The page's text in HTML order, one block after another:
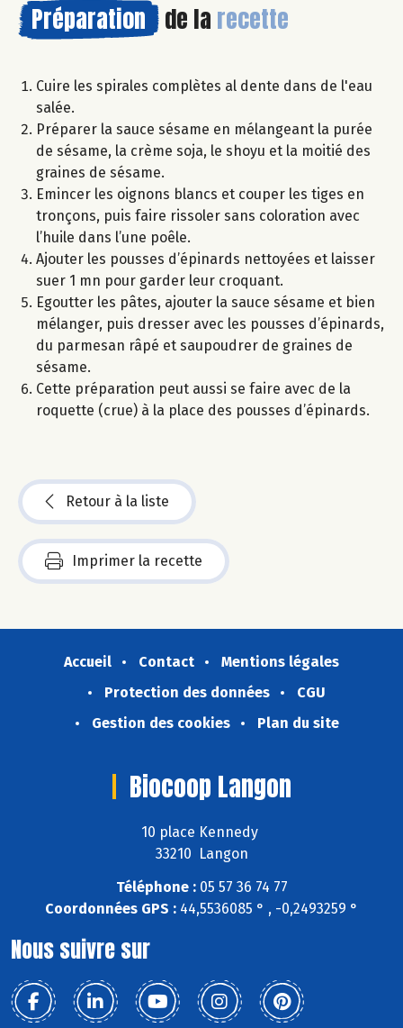
Préparation de la recette
Cuire les spirales complètes al dente dans de l'eau
salée.
Préparer la sauce sésame en mélangeant la purée
de sésame, la crème soja, le shoyu et la moitié des
graines de sésame.
Emincer les oignons blancs et couper les tiges en
tronçons, puis faire rissoler sans coloration avec
l’huile dans l’une poêle.
Ajouter les pousses d’épinards nettoyées et laisser
suer 1 mn pour garder leur croquant.
Egoutter les pâtes, ajouter la sauce sésame et bien
mélanger, puis dresser avec les pousses d’épinards,
du parmesan râpé et saupoudrer de graines de
sésame.
Cette préparation peut aussi se faire avec de la
roquette (crue) à la place des pousses d’épinards.
Retour à la liste
Imprimer la recette
Accueil Contact
Mentions légales
Protection des données
CGU
Gestion des cookies
Plan du site
Biocoop Langon
10 place Kennedy
33210 Langon
Téléphone :05 57 36 74 77
Coordonnées GPS : 44,5536085 ° , -0,2493259 °
Nous suivre sur